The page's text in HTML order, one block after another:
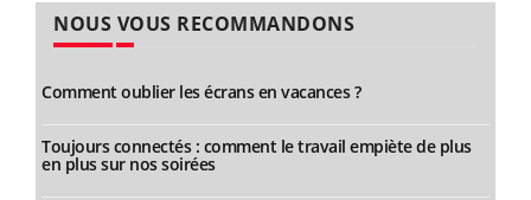
NOUS VOUS RECOMMANDONS
Comment oublier les écrans en vacances ?
Toujours connectés : comment le travail empiète de plus
en plus sur nos soirées